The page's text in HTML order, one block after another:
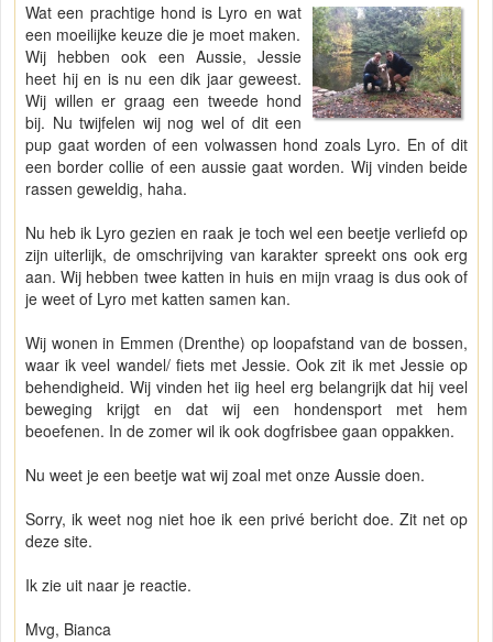
Wat een prachtige hond is Lyro en wat
een moeilijke keuze die je moet maken.
Wij hebben ook een Aussie, Jessie
heet hij en is nu een dik jaar geweest.
Wij willen er graag een tweede hond
bij. Nu twijfelen wij nog wel of dit een
pup gaat worden of een volwassen hond zoals Lyro. En of dit
een border collie of een aussie gaat worden. Wij vinden beide
rassen geweldig, haha.
Nu heb ik Lyro gezien en raak je toch wel een beetje verliefd op
zijn uiterlijk, de omschrijving van karakter spreekt ons ook erg
aan. Wij hebben twee katten in huis en mijn vraag is dus ook of
je weet of Lyro met katten samen kan.
Wij wonen in Emmen (Drenthe) op loopafstand van de bossen,
waar ik veel wandel/ fiets met Jessie. Ook zit ik met Jessie op
behendigheid. Wij vinden het iig heel erg belangrijk dat hij veel
beweging krijgt en dat wij een hondensport met hem
beoefenen. In de zomer wil ik ook dogfrisbee gaan oppakken.
Nu weet je een beetje wat wij zoal met onze Aussie doen.
Sorry, ik weet nog niet hoe ik een privé bericht doe. Zit net op
deze site.
Ik zie uit naar je reactie.
Mvg, Bianca